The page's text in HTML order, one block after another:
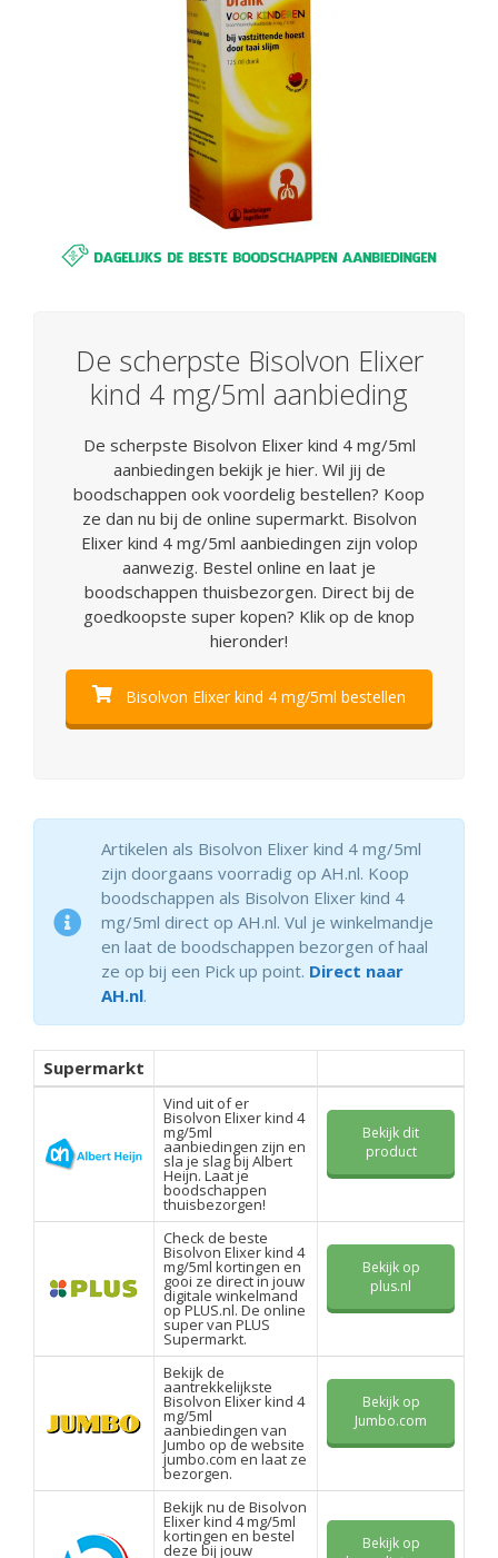
De scherpste Bisolvon Elixer
kind 4 mg/5ml aanbieding
De scherpste Bisolvon Elixer kind 4 mg/5ml
aanbiedingen bekijk je hier. Wil jij de
boodschappen ook voordelig bestellen? Koop
ze dan nu bij de online supermarkt. Bisolvon
Elixer kind 4 mg/5ml aanbiedingen zijn volop
aanwezig. Bestel online en laat je
boodschappen thuisbezorgen. Direct bij de
goedkoopste super kopen? Klik op de knop
hieronder!
Bisolvon Elixer kind 4 mg/5ml bestellen
Artikelen als Bisolvon Elixer kind 4 mg/5ml
zijn doorgaans voorradig op AH.nl. Koop
boodschappen als Bisolvon Elixer kind 4
mg/5ml direct op AH.nl. Vul je winkelmandje
en laat de boodschappen bezorgen of haal
ze op bij een Pick up point. Direct naar
AH.nl.
Supermarkt
Vind uit of er
Bisolvon Elixer kind 4
mg/5ml
aanbiedingen zijn en
sla je slag bij Albert
Heijn. Laat je
boodschappen
thuisbezorgen!
Bekijk dit
product
Check de beste
Bisolvon Elixer kind 4
mg/5ml kortingen en
gooi ze direct in jouw
digitale winkelmand
op PLUS.nl. De online
super van PLUS
Supermarkt.
Bekijk op
plus.nl
Bekijk de
aantrekkelijkste
Bisolvon Elixer kind 4
mg/5ml
aanbiedingen van
Jumbo op de website
jumbo.com en laat ze
bezorgen.
Bekijk op
Jumbo.com
Bekijk nu de Bisolvon
Elixer kind 4 mg/5ml
kortingen en bestel
deze bij jouw
Bekijk op